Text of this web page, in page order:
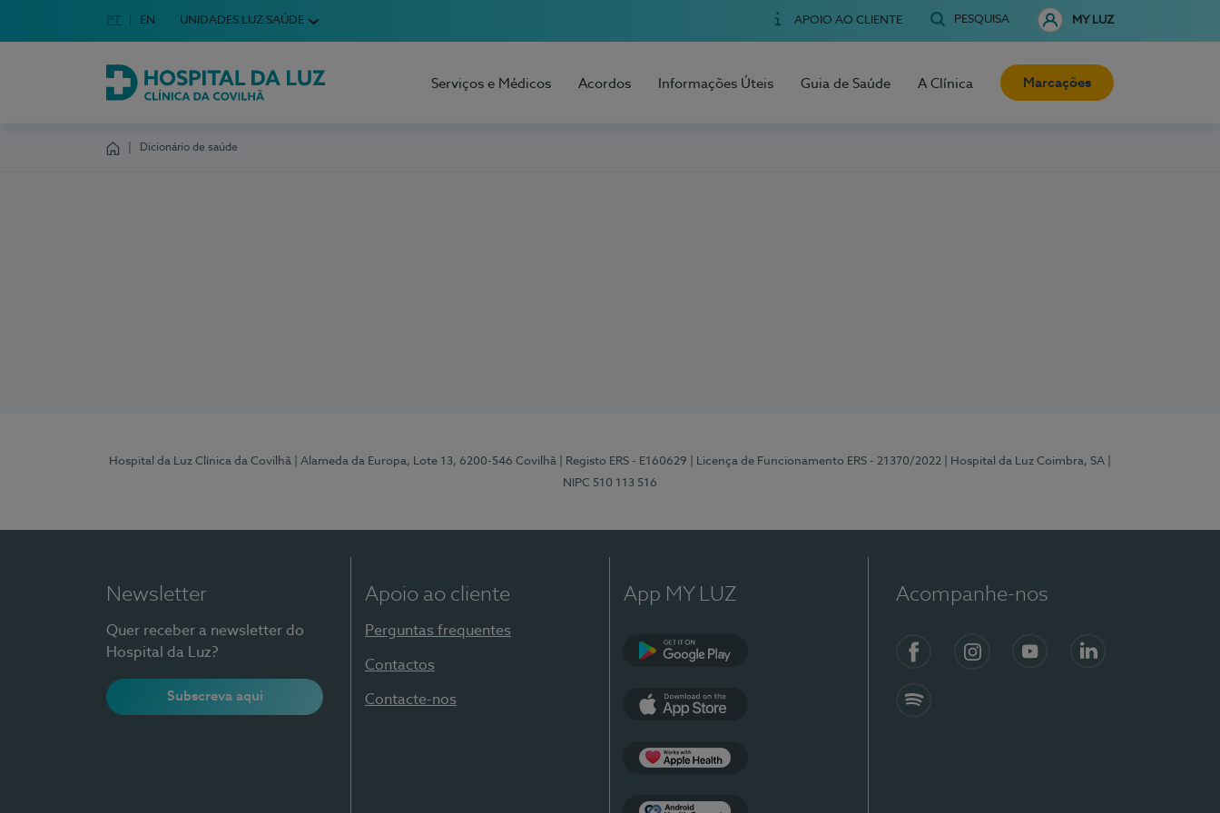
Escolha o seu idioma
Idioma em Português
PT English Language
EN UNIDADES LUZ SAÚDE APOIO AO CLIENTE PESQUISA MY LUZ
Hospital da Luz Clínica da Covilhã
Serviços e Médicos Acordos Informações Úteis Guia de Saúde A Clínica Marcações
Dicionário de saúde
Hospital da Luz Clínica da Covilhã | Alameda da Europa, Lote 13, 6200-546 Covilhã | Registo ERS - E160629 | Licença de Funcionamento ERS - 21370/2022 | Hospital da Luz Coimbra, SA
NIPC 510 113 516
Newsletter
Quer receber a newsletter do
Hospital da Luz?
Subscreva aqui
Apoio ao cliente
Perguntas frequentes
Contactos
Contacte-nos
App MY LUZ Acompanhe-nos